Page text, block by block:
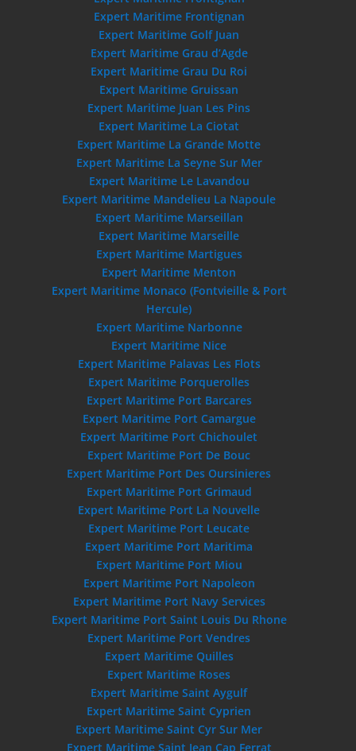
Expert Maritime Frontignan
Expert Maritime Golf Juan
Expert Maritime Grau d’Agde
Expert Maritime Grau Du Roi
Expert Maritime Gruissan
Expert Maritime Juan Les Pins
Expert Maritime La Ciotat
Expert Maritime La Grande Motte
Expert Maritime La Seyne Sur Mer
Expert Maritime Le Lavandou
Expert Maritime Mandelieu La Napoule
Expert Maritime Marseillan
Expert Maritime Marseille
Expert Maritime Martigues
Expert Maritime Menton
Expert Maritime Monaco (Fontvieille & Port
Hercule)
Expert Maritime Narbonne
Expert Maritime Nice
Expert Maritime Palavas Les Flots
Expert Maritime Porquerolles
Expert Maritime Port Barcares
Expert Maritime Port Camargue
Expert Maritime Port Chichoulet
Expert Maritime Port De Bouc
Expert Maritime Port Des Oursinieres
Expert Maritime Port Grimaud
Expert Maritime Port La Nouvelle
Expert Maritime Port Leucate
Expert Maritime Port Maritima
Expert Maritime Port Miou
Expert Maritime Port Napoleon
Expert Maritime Port Navy Services
Expert Maritime Port Saint Louis Du Rhone
Expert Maritime Port Vendres
Expert Maritime Quilles
Expert Maritime Roses
Expert Maritime Saint Aygulf
Expert Maritime Saint Cyprien
Expert Maritime Saint Cyr Sur Mer
Expert Maritime Saint Jean Cap Ferrat